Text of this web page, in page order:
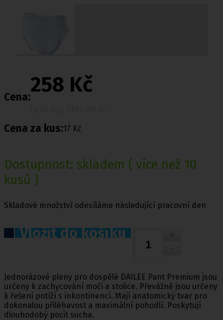
Cena:
258 Kč
Cena za kus:17 Kč
Dostupnost: skladem ( více než 10
kusů )
Skladové množství odesíláme následující pracovní den
Vložit do košíku
Jednorázové pleny pro dospělé DAILEE Pant Premium jsou
určeny k zachycování moči a stolice. Převážně jsou určeny
k řešení potíží s inkontinencí. Mají anatomický tvar pro
dokonalou přiléhavost a maximální pohodlí. Poskytují
dlouhodobý pocit sucha.